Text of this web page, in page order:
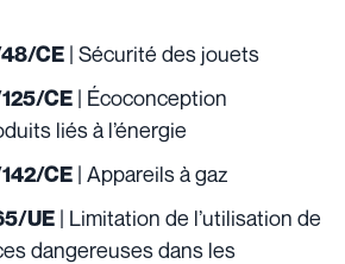
CE | Sécurité des jouets
CE | Écoconception
liés à l’énergie
CE | Appareils à gaz
UE | Limitation de l’utilisation de
dangereuses dans les